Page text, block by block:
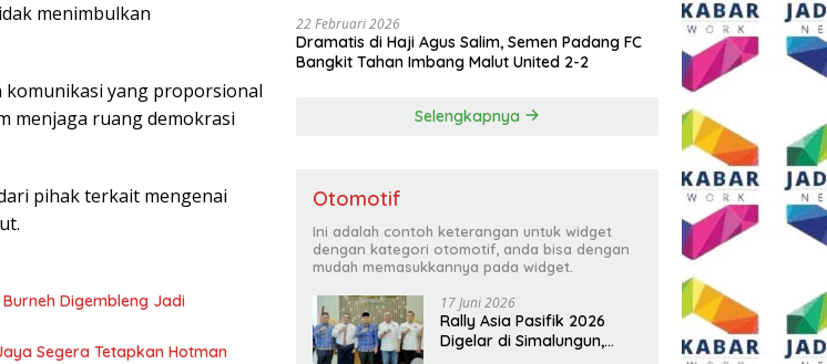
menimbulkan
yang proporsional
menjaga ruang demokrasi
pihak terkait mengenai
Digembleng Jadi
Segera Tetapkan Hotman
22 Februari 2026
Dramatis di Haji Agus Salim, Semen Padang FC
Bangkit Tahan Imbang Malut United 2-2
Selengkapnya
Otomotif
Ini adalah contoh keterangan untuk widget
dengan kategori otomotif, anda bisa dengan
mudah memasukkannya pada widget.
17 Juni 2026
Rally Asia Pasifik 2026
Digelar di Simalungun,